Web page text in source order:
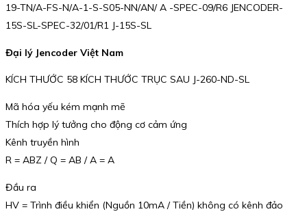
19-TN/A-FS-N/A-1-S-S05-NN/AN/ A -SPEC-09/R6 JENCODER-
15S-SL-SPEC-32/01/R1 J-15S-SL
Đại lý Jencoder Việt Nam
KÍCH THƯỚC 58 KÍCH THƯỚC TRỤC SAU J-260-ND-SL
Mã hóa yếu kém mạnh mẽ
Thích hợp lý tưởng cho động cơ cảm ứng
Kênh truyền hình
R = ABZ / Q = AB / A = A
Đầu ra
HV = Trình điều khiển (Nguồn 10mA / Tiền) không có kênh đảo